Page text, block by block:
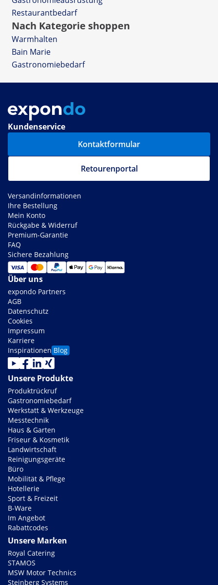
Restaurantbedarf
Nach Kategorie shoppen
Warmhalten
Bain Marie
Gastronomiebedarf
Kundenservice
Kontaktformular
Retourenportal
Versandinformationen
Ihre Bestellung
Mein Konto
Rückgabe & Widerruf
Premium-Garantie
FAQ
Sichere Bezahlung
Über uns
expondo Partners
AGB
Datenschutz
Cookies
Impressum
Karriere
Inspirationen Blog
Unsere Produkte
Produktrückruf
Gastronomiebedarf
Werkstatt & Werkzeuge
Messtechnik
Haus & Garten
Friseur & Kosmetik
Landwirtschaft
Reinigungsgeräte
Büro
Mobilität & Pflege
Hotellerie
Sport & Freizeit
B-Ware
Im Angebot
Rabattcodes
Unsere Marken
Royal Catering
STAMOS
MSW Motor Technics
Steinberg Systems